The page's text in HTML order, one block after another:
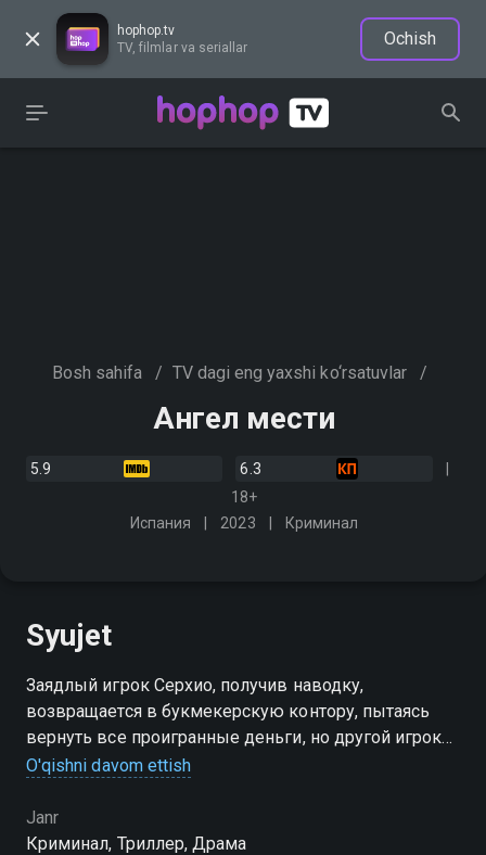
hophop.tv
TV, filmlar va seriallar
Ochish
Bosh sahifa / TV dagi eng yaxshi ko‘rsatuvlar /
Ангел мести
5.9
6.3
18+
Испания
2023 Криминал
Syujet
Заядлый игрок Серхио, получив наводку,
возвращается в букмекерскую контору, пытаясь
вернуть все проигранные деньги, но другой игрок
врывается в заведение с пистолетом, и один
его
O'qishni davom ettish
Janr
Криминал, Триллер, Драма